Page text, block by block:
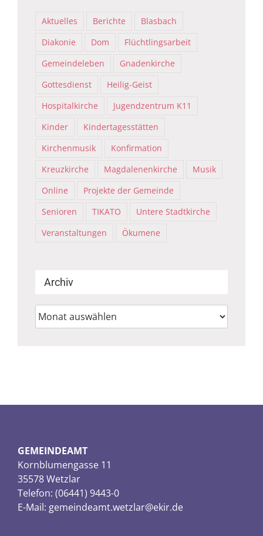
Aktuelles Berichte
Blasbach
Diakonie
Dom
Flüchtlingsarbeit
Gemeindeleben
Gnadenkirche
Gottesdienst
Heilig-Geist
Hospitalkirche
Jugendzentrum K11
Kinder
Kindertagesstätten
Kirchenmusik
Konfirmation
Kreuzkirche
Magdalenenkirche
Musik
Online
Projekte der Gemeinde
Senioren
TIKATO
Untere Stadtkirche
Veranstaltungen
Ökumene
Archiv
Archiv
GEMEINDEAMT
Kornblumengasse 11
35578 Wetzlar
Telefon: (06441) 9443-0
E-Mail: gemeindeamt.wetzlar@ekir.de